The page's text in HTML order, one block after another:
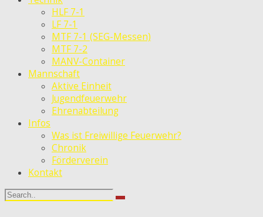
HLF 7-1
LF 7-1
MTF 7-1 (SEG-Messen)
MTF 7-2
MANV-Container
Mannschaft
Aktive Einheit
Jugendfeuerwehr
Ehrenabteilung
Infos
Was ist Freiwillige Feuerwehr?
Chronik
Förderverein
Kontakt